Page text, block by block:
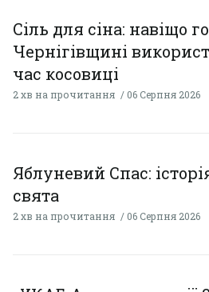
Сіль для сіна: навіщо
Чернігівщині
час косовиці
2 хв на прочитання 06 Серпня 2026
Яблуневий Спас:
свята
2 хв на прочитання 06 Серпня 2026